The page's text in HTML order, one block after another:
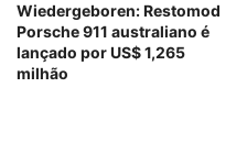
Wiedergeboren: Restomod
Porsche 911 australiano é
lançado por US$ 1,265
milhão